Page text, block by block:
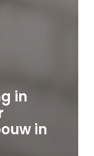
in
in